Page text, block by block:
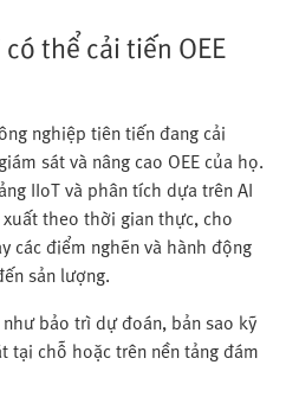
thể cải tiến OEE
nghiệp tiên tiến đang cải
sát và nâng cao OEE của họ.
IIoT và phân tích dựa trên AI
theo thời gian thực, cho
các điểm nghẽn và hành động
sản lượng.
bảo trì dự đoán, bản sao kỹ
tại chỗ hoặc trên nền tảng đám